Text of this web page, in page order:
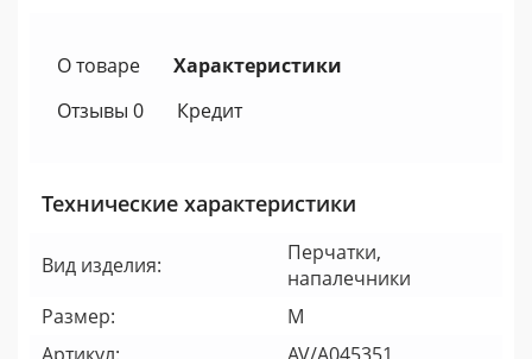
О товаре
Характеристики
Отзывы 0
Кредит
Технические характеристики
Вид изделия:
Перчатки,
напалечники
Размер:
M